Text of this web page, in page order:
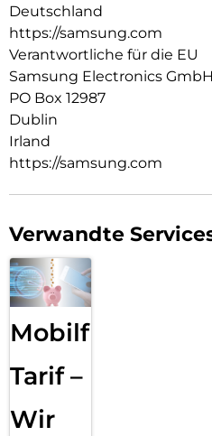
Deutschland
https://samsung.com
Verantwortliche für die EU
Samsung Electronics GmbH
PO Box 12987
Dublin
Irland
https://samsung.com
Verwandte
Mobilfunk
Tarif –
Wir